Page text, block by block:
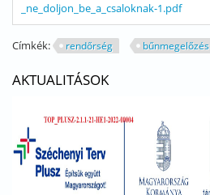
_ne_doljon_be_a_csaloknak-1.pdf
Címkék: rendőrség bűnmegelőzés
AKTUALITÁSOK